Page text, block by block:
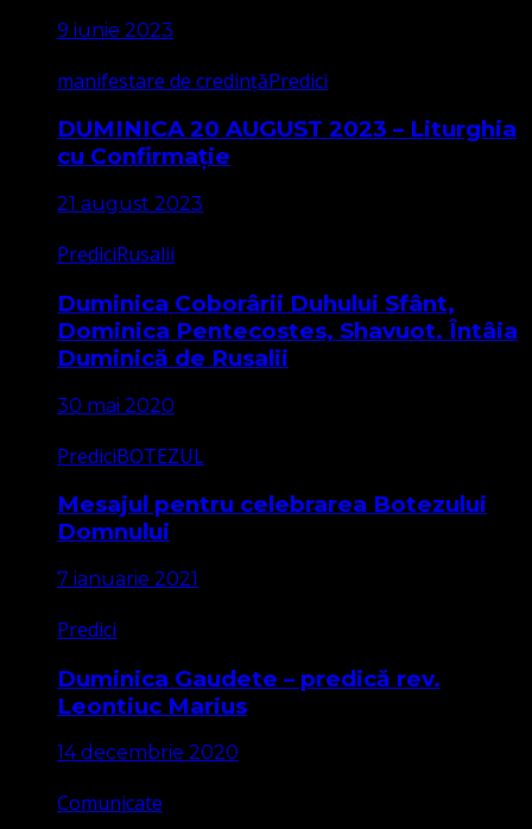
9 iunie 2023
manifestare de credințăPredici
DUMINICA 20 AUGUST 2023 – Liturghia
cu Confirmație
21 august 2023
PrediciRusalii
Duminica Coborârii Duhului Sfânt,
Dominica Pentecostes, Shavuot. Întâia
Duminică de Rusalii
30 mai 2020
PrediciBOTEZUL
Mesajul pentru celebrarea Botezului
Domnului
7 ianuarie 2021
Predici
Duminica Gaudete – predică rev.
Leontiuc Marius
14 decembrie 2020
Comunicate